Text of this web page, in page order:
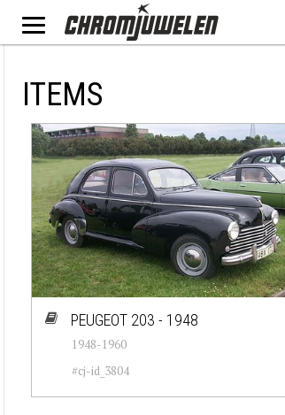
ITEMS
PEUGEOT 203 - 1948
1948-1960
#cj-id_3804